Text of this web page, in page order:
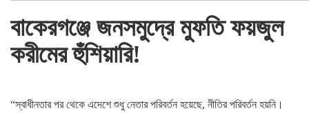
বাকেরগঞ্জে জনসমুদ্রে মুফতি ফয়জুল
করীমের হুঁশিয়ারি!
“স্বাধীনতার পর থেকে এদেশে শুধু নেতার পরিবর্তন হয়েছে, নীতির পরিবর্তন হয়নি।